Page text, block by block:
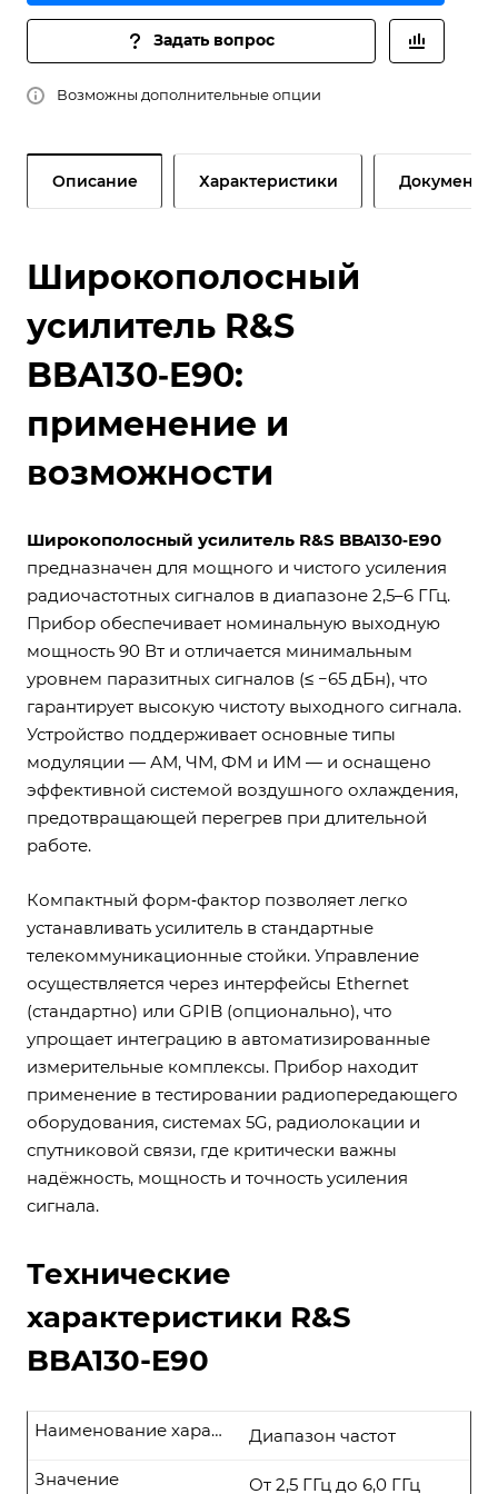
Задать вопрос
Возможны дополнительные опции
Описание Характеристики Документы
Широкополосный
усилитель R&S
BBA130‑E90:
применение и
возможности
Широкополосный усилитель R&S BBA130‑E90
предназначен для мощного и чистого усиления
радиочастотных сигналов в диапазоне 2,5–6 ГГц.
Прибор обеспечивает номинальную выходную
мощность 90 Вт и отличается минимальным
уровнем паразитных сигналов (≤ −65 дБн), что
гарантирует высокую чистоту выходного сигнала.
Устройство поддерживает основные типы
модуляции — АМ, ЧМ, ФМ и ИМ — и оснащено
эффективной системой воздушного охлаждения,
предотвращающей перегрев при длительной
работе.
Компактный форм‑фактор позволяет легко
устанавливать усилитель в стандартные
телекоммуникационные стойки. Управление
осуществляется через интерфейсы Ethernet
(стандартно) или GPIB (опционально), что
упрощает интеграцию в автоматизированные
измерительные комплексы. Прибор находит
применение в тестировании радиопередающего
оборудования, системах 5G, радиолокации и
спутниковой связи, где критически важны
надёжность, мощность и точность усиления
сигнала.
Технические
характеристики R&S
BBA130-E90
Диапазон частот
Наименование характеристики
От 2,5 ГГц до 6,0 ГГц
Значение